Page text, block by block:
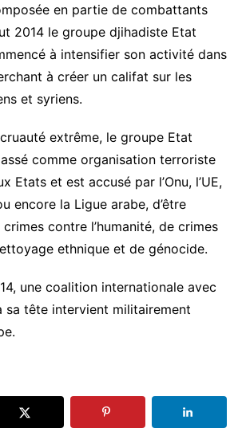
en partie de combattants
2014 le groupe djihadiste Etat
à intensifier son activité dans
à créer un califat sur les
et syriens.
extrême, le groupe Etat
comme organisation terroriste
Etats et est accusé par l’Onu, l’UE,
encore la Ligue arabe, d’être
contre l’humanité, de crimes
ethnique et de génocide.
une coalition internationale avec
sa tête intervient militairement